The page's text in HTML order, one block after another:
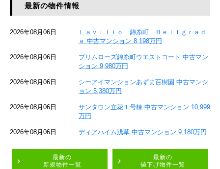
最新の物件情報
2026年08月06日
Ｌａｖｉｌｉｏ 錦糸町 Ｂｅｌｌｇｒａｄ
ｅ 中古マンション 8,198万円
2026年08月06日
プリムローズ錦糸町ウエストコート 中古マン
ション 9,980万円
2026年08月06日
シーアイマンションあずま百樹園 中古マンシ
ョン 5,380万円
2026年08月06日
サンタウン立花１号棟 中古マンション 10,999
万円
2026年08月06日 ディアハイム浅草 中古マンション 9,180万円
最新の
新規物件一覧
最新の
値下げ物件一覧